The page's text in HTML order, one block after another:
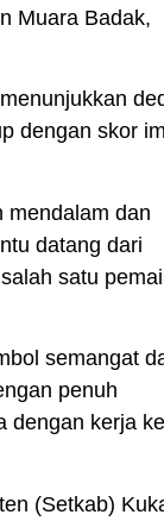
Muara Badak,
dengan skor
mendalam dan
datang dari
satu
semangat
penuh
dengan kerja
(Setkab)